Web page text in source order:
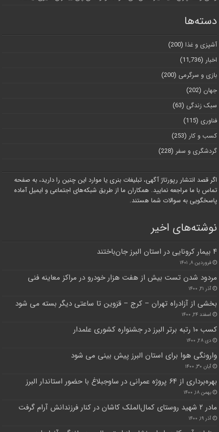
دسته‌ها
آشپزی و غذا (200)
اخبار (11,736)
بازی و سرگرمی (200)
جهان (202)
سبک زندگی (63)
فناوری (115)
کسب و کار (253)
گردشگری و سفر (228)
اگر قصد انتشار رپورتاژ آگهی، تبلیغات بنری یا موارد این چنین را دارید، به صفحه
تماس با ما مراجعه نمایید. همکاران ما از طریق شبکه‌های اجتماعی و ایمیل آماده
پاسخگویی به سوالات شما هستند.
نوشته‌های اخیر
۴ بیمار کرونایی در استان البرز جان‌باختند
فروردین ۸, ۱۴۰۱
مردود شدن تست بیش از هفت هزار خودرو در مراکز معاینه فنی
آذر ۲۱, ۱۴۰۰
بخشی از آزادراه تهران – کرج – قزوین تا ساعتی دیگر بسته می شود
اسفند ۲۴, ۱۴۰۰
کسب ۱۰ رتبه برتر البرز در جشنواره کشوری علمدار
دی ۲۸, ۱۴۰۰
وارونگی هوا برای استان البرز پیش بینی می شود
آبان ۳۰, ۱۴۰۰
بهره‌برداری از ۶۴ پروژه عمرانی در ساوجبلاغ با حضور استاندار البرز
بهمن ۱۸, ۱۴۰۰
مادر ۲ شهید روستای کمال‌الملک کاشان در کنار فرزندانش آرام گرفت
آذر ۱۹, ۱۴۰۰